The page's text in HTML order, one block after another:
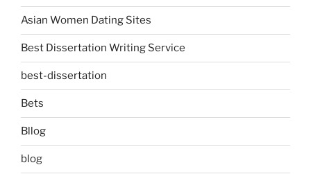
Asian Women Dating Sites
Best Dissertation Writing Service
best-dissertation
Bets
Bllog
blog